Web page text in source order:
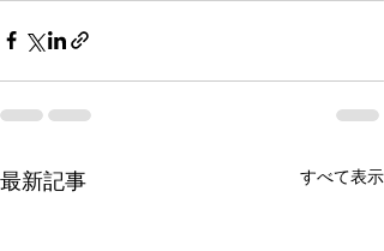
最新記事 すべて表示